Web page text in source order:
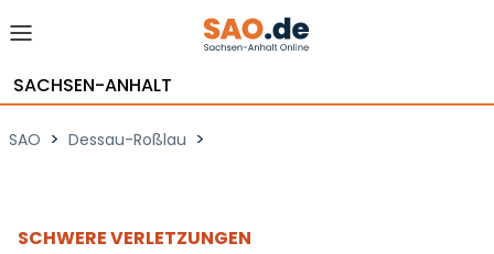
SACHSEN-ANHALT
SAO > Dessau-Roßlau >
SCHWERE VERLETZUNGEN